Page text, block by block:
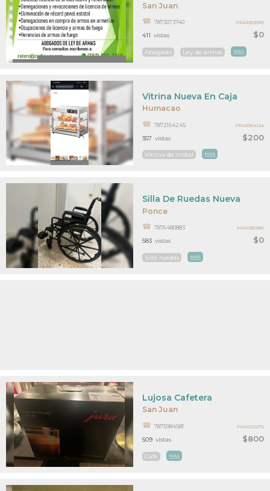
San Juan
$0
7873073740
Abogado Ley de armas MAS
411 vistas
PR43923935
Humacao
$200
Vitrina Nueva En Caja
7872154245
Vitrina de cristal MAS
357 vistas
PR43904124
Ponce
$0
Silla De Ruedas Nueva
7876480883
Silla ruedas MAS
583 vistas
PR41330381
San Juan
$800
Lujosa Cafetera
7875984581
Cafe MAS
509 vistas
PR41210275